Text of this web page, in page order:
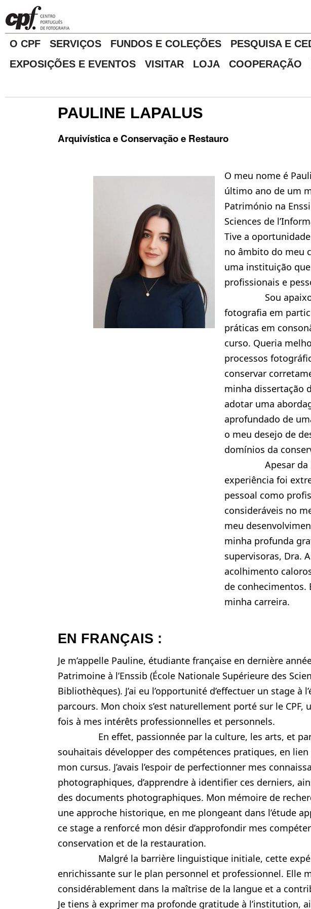
O CPF SERVIÇOS FUNDOS E COLEÇÕES PESQUISA E
EXPOSIÇÕES E EVENTOS
VISITAR LOJA COOPERAÇÃO
PAULINE LAPALUS
Arquivística e Conservação e Restauro
O meu nome é
último ano de um
Património na
Sciences de
Tive a
no âmbito do meu
uma instituição
profissionais e
Sou
fotografia em
práticas em
curso. Queria
processos
conservar
minha dissertação
adotar uma
aprofundado de
o meu desejo de
domínios da
Apesar da
experiência foi
pessoal como
consideráveis no
meu
minha profunda
supervisoras, Dra.
acolhimento
de conhecimentos.
minha carreira.
EN FRANÇAIS :
Je m’appelle Pauline, étudiante française en dernière
Patrimoine à l’Enssib (École Nationale Supérieure des
Bibliothèques). J’ai eu l’opportunité d’effectuer un stage à
parcours. Mon choix s’est naturellement porté sur le
fois à mes intérêts professionnelles et personnels.
En effet, passionnée par la culture, les arts, et
souhaitais développer des compétences pratiques, en
mon cursus. J’avais l’espoir de perfectionner mes
photographiques, d’apprendre à identifier ces derniers,
des documents photographiques. Mon mémoire de
une approche historique, en me plongeant dans l’étude
ce stage a renforcé mon désir d’approfondir mes
conservation et de la restauration.
Malgré la barrière linguistique initiale, cette
enrichissante sur le plan personnel et professionnel. Elle
considérablement dans la maîtrise de la langue et a
Je tiens à exprimer ma profonde gratitude à l’institution,